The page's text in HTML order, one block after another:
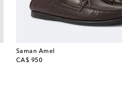
Saman Amel
CA$ 950
original price